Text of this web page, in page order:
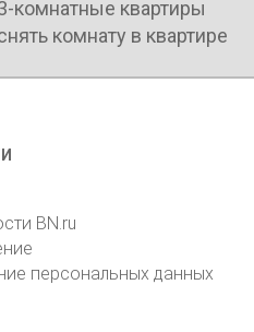
комнатные квартиры
комнату в квартире
BN.ru
персональных данных